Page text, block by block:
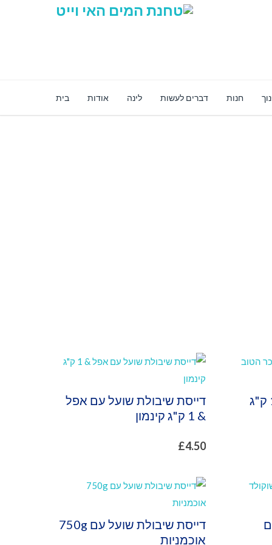
בית אודות לינה דברים לעשות חנות
דייסת שיבולת שועל. 1 ק"ג
דייסת שיבולת שועל עם אפל
& 1 ק"ג קינמון
£4.50
דייסת שיבולת שועל עם 750g
אוכמניות